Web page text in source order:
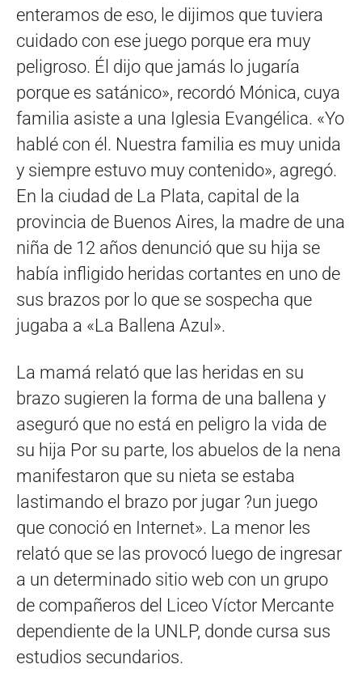
enteramos de eso, le dijimos que tuviera
cuidado con ese juego porque era muy
peligroso. Él dijo que jamás lo jugaría
porque es satánico», recordó Mónica, cuya
familia asiste a una Iglesia Evangélica. «Yo
hablé con él. Nuestra familia es muy unida
y siempre estuvo muy contenido», agregó.
En la ciudad de La Plata, capital de la
provincia de Buenos Aires, la madre de una
niña de 12 años denunció que su hija se
había infligido heridas cortantes en uno de
sus brazos por lo que se sospecha que
jugaba a «La Ballena Azul».
La mamá relató que las heridas en su
brazo sugieren la forma de una ballena y
aseguró que no está en peligro la vida de
su hija Por su parte, los abuelos de la nena
manifestaron que su nieta se estaba
lastimando el brazo por jugar ?un juego
que conoció en Internet». La menor les
relató que se las provocó luego de ingresar
a un determinado sitio web con un grupo
de compañeros del Liceo Víctor Mercante
dependiente de la UNLP, donde cursa sus
estudios secundarios.